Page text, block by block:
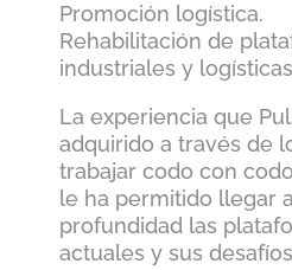
Promoción logística.
Rehabilitación de
industriales y
La experiencia que
adquirido a través de
trabajar codo con
le ha permitido llegar
profundidad las
actuales y sus